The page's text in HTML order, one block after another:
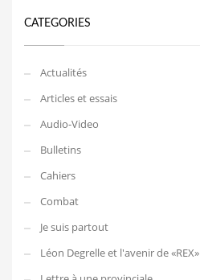
CATEGORIES
Actualités
Articles et essais
Audio-Video
Bulletins
Cahiers
Combat
Je suis partout
Léon Degrelle et l'avenir de «REX»